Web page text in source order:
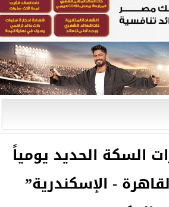
السكة الحديد يومياً
- الإسكندرية”